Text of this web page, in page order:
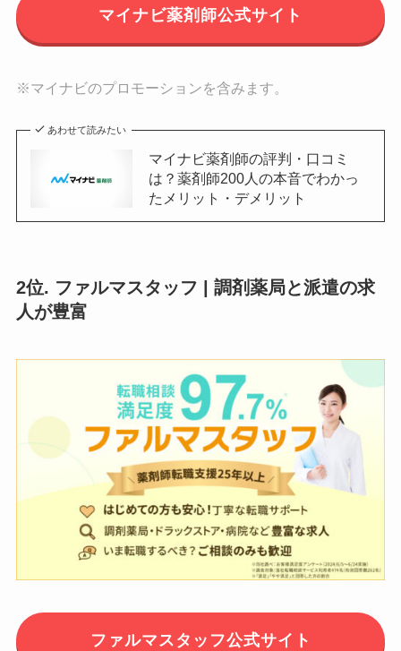
マイナビ薬剤師公式サイト
※マイナビのプロモーションを含みます。
あわせて読みたい
マイナビ薬剤師の評判・口コミ
は？薬剤師200人の本音でわかっ
たメリット・デメリット
2位. ファルマスタッフ | 調剤薬局と派遣の求
人が豊富
ファルマスタッフ公式サイト